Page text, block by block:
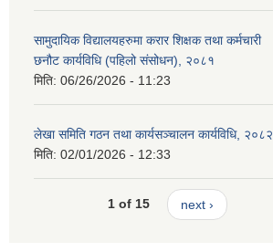
सामुदायिक विद्यालयहरुमा करार शिक्षक तथा कर्मचारी
छनौट कार्यविधि (पहिलो संसोधन), २०८१
मिति: 06/26/2026 - 11:23
लेखा समिति गठन तथा कार्यसञ्चालन कार्यविधि, २०८२
मिति: 02/01/2026 - 12:33
1 of 15 next ›